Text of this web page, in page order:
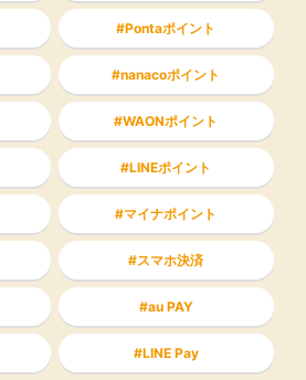
Pontaポイント
nanacoポイント
WAONポイント
LINEポイント
マイナポイント
スマホ決済
au PAY
LINE Pay